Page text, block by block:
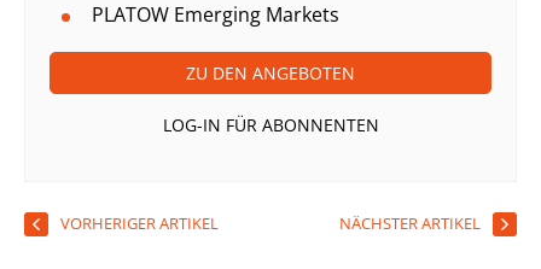
PLATOW Emerging Markets
ZU DEN ANGEBOTEN
LOG-IN FÜR ABONNENTEN
VORHERIGER ARTIKEL NÄCHSTER ARTIKEL